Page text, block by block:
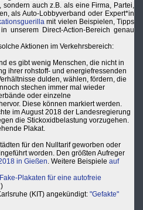
auch z.B. als eine Firma, Partei,
als Auto-Lobbyverband oder Expert*in
mit vielen Beispielen, Tipps
unserem Direct-Action-Bereich genau
Aktionen im Verkehrsbereich:
es gibt wenig Menschen, die nicht in
ihrer rohstoff- und energiefressenden
dulden, wählen, fördern, die
stechen immer mal wieder
oder einzelne
Diese können markiert werden.
im August 2018 der Landesregierung
die Stickoxidbelastung vorzugehen.
Plakat.
für den Nulltarif geworben oder
worden. Den größten Aufreger
in Gießen. Weitere Beispiele auf
Plakaten für eine autofreie
(KIT) angekündigt: "Gefakte"